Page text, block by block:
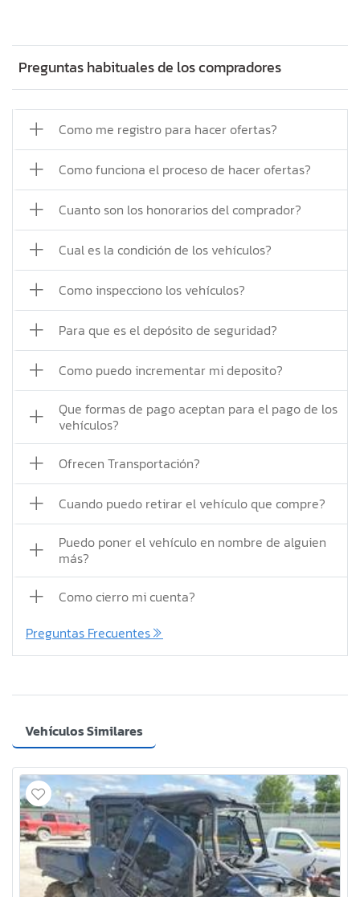
Preguntas habituales de los compradores
Como me registro para hacer ofertas?
Como funciona el proceso de hacer ofertas?
Cuanto son los honorarios del comprador?
Cual es la condición de los vehículos?
Como inspecciono los vehículos?
Para que es el depósito de seguridad?
Como puedo incrementar mi deposito?
Que formas de pago aceptan para el pago de los
vehículos?
Ofrecen Transportación?
Cuando puedo retirar el vehículo que compre?
Puedo poner el vehículo en nombre de alguien
más?
Como cierro mi cuenta?
Preguntas Frecuentes
Vehículos Similares